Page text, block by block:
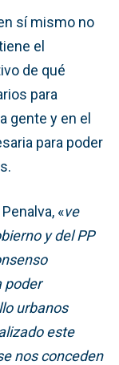
sí mismo no
el
de qué
para
gente y en el
para poder
«ve
y del PP
poder
urbanos
este
nos conceden